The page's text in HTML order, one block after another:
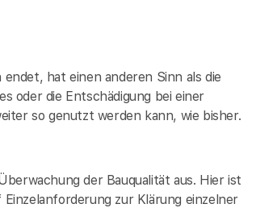
hat einen anderen Sinn als die
oder die Entschädigung bei einer
so genutzt werden kann, wie bisher.
der Bauqualität aus. Hier ist
zur Klärung einzelner